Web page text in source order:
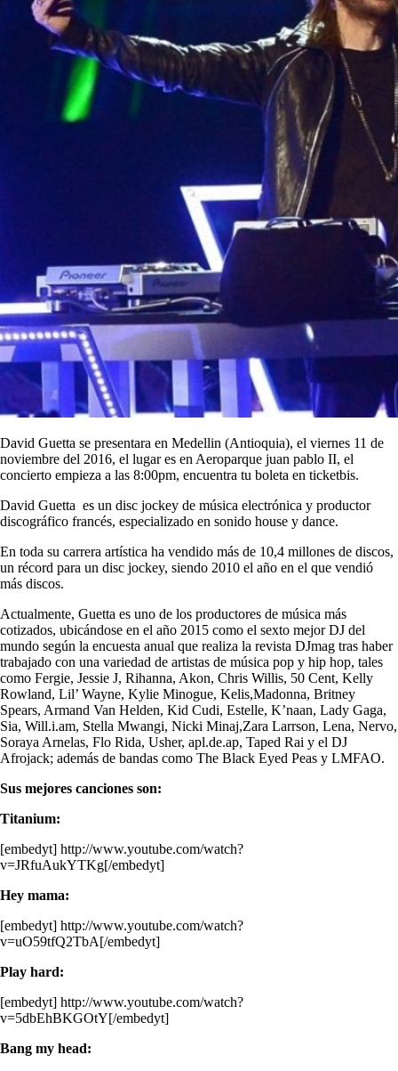
David Guetta se presentara en Medellin (Antioquia), el viernes 11 de
noviembre del 2016, el lugar es en Aeroparque juan pablo II, el
concierto empieza a las 8:00pm, encuentra tu boleta en ticketbis.
David Guetta es un disc jockey de música electrónica y productor
discográfico francés, especializado en sonido house y dance.
En toda su carrera artística ha vendido más de 10,4 millones de discos,
un récord para un disc jockey, siendo 2010 el año en el que vendió
más discos.
Actualmente, Guetta es uno de los productores de música más
cotizados, ubicándose en el año 2015 como el sexto mejor DJ del
mundo según la encuesta anual que realiza la revista DJmag tras haber
trabajado con una variedad de artistas de música pop y hip hop, tales
como Fergie, Jessie J, Rihanna, Akon, Chris Willis, 50 Cent, Kelly
Rowland, Lil’ Wayne, Kylie Minogue, Kelis,Madonna, Britney
Spears, Armand Van Helden, Kid Cudi, Estelle, K’naan, Lady Gaga,
Sia, Will.i.am, Stella Mwangi, Nicki Minaj,Zara Larrson, Lena, Nervo,
Soraya Arnelas, Flo Rida, Usher, apl.de.ap, Taped Rai y el DJ
Afrojack; además de bandas como The Black Eyed Peas y LMFAO.
Sus mejores canciones son:
Titanium:
[embedyt] http://www.youtube.com/watch?
v=JRfuAukYTKg[/embedyt]
Hey mama:
[embedyt] http://www.youtube.com/watch?
v=uO59tfQ2TbA[/embedyt]
Play hard:
[embedyt] http://www.youtube.com/watch?
v=5dbEhBKGOtY[/embedyt]
Bang my head: